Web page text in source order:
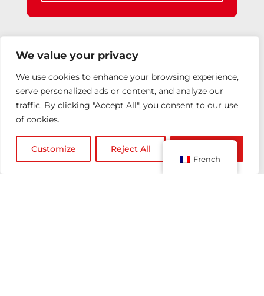
We value your privacy
We use cookies to enhance your browsing experience,
serve personalized ads or content, and analyze our
traffic. By clicking "Accept All", you consent to our use
of cookies.
Customize Reject All
GooglePrivacy Policyand
Notre adresse
75007, Paris-France
French